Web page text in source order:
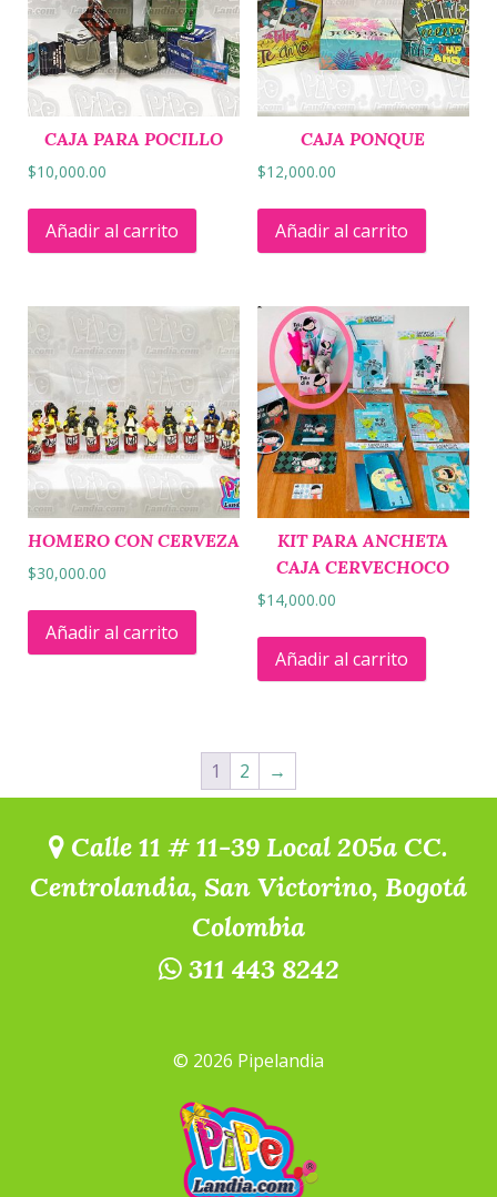
CAJA PARA POCILLO
$10,000.00
Añadir al carrito
CAJA PONQUE
$12,000.00
Añadir al carrito
HOMERO CON CERVEZA
$30,000.00
Añadir al carrito
KIT PARA ANCHETA
CAJA CERVECHOCO
$14,000.00
Añadir al carrito
1 2 →
Calle 11 # 11-39 Local 205a CC.
Centrolandia, San Victorino, Bogotá
Colombia
311 443 8242
© 2026 Pipelandia